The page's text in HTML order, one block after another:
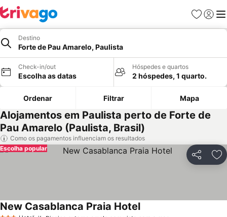
Favoritos
Iniciar
Destino
Forte de Pau Amarelo, Paulista
Check-in/out
Escolha as datas
Hóspedes e quartos
2 hóspedes, 1 quarto.
Ordenar Filtrar Mapa
Alojamentos em Paulista perto de Forte de
Pau Amarelo (Paulista, Brasil)
Como os pagamentos influenciam os resultados
Partilhar
Escolha popular
New Casablanca Praia HotelVer preços